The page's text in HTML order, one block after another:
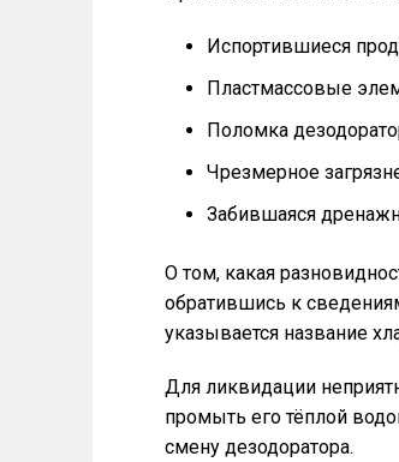
Испортившиеся
Пластмассовые
Поломка
Чрезмерное
Забившаяся
О том, какая
обратившись к
указывается название
Для ликвидации
промыть его тёплой
смену дезодоратора.